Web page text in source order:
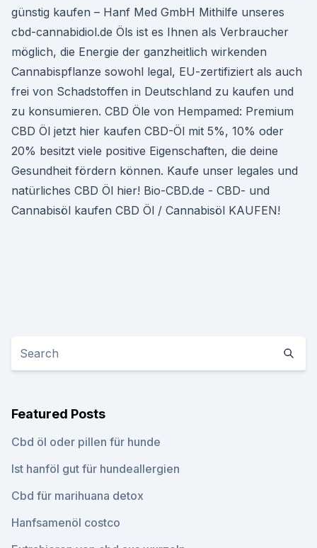
günstig kaufen – Hanf Med GmbH Mithilfe unseres
cbd-cannabidiol.de Öls ist es Ihnen als Verbraucher
möglich, die Energie der ganzheitlich wirkenden
Cannabispflanze sowohl legal, EU-zertifiziert als auch
frei von Schadstoffen in Deutschland zu kaufen und
zu konsumieren. CBD Öle von Hempamed: Premium
CBD Öl jetzt hier kaufen CBD-Öl mit 5%, 10% oder
20% besitzt viele positive Eigenschaften, die deine
Gesundheit fördern können. Kaufe unser legales und
natürliches CBD Öl hier! Bio-CBD.de - CBD- und
Cannabisöl kaufen CBD Öl / Cannabisöl KAUFEN!
Featured Posts
Cbd öl oder pillen für hunde
Ist hanföl gut für hundeallergien
Cbd für marihuana detox
Hanfsamenöl costco